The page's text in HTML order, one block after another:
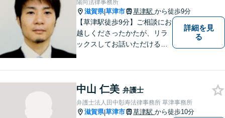
ご相談ください！
陽向法律事務所
滋賀県|草津市 草津駅 から徒歩9分
【草津駅徒歩9分】ご相談にお
越しくださったかたが、リラ
ックスしてお話いただけるよ
です。 ご相談を躊躇われてい
る方もお気軽に、ご相談にい
らしてください。
詳細を見
る
中山 仁美 弁護士
弁護士法人田中彰寿法律事務所 草津事務所
滋賀県|草津市 草津駅 から徒歩10分